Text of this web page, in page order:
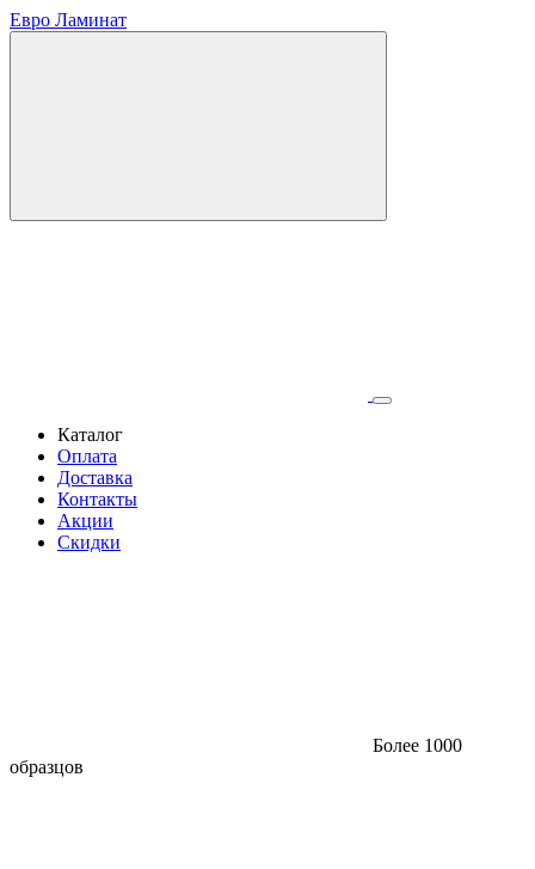
Евро Ламинат
Каталог
Оплата
Доставка
Контакты
Акции
Скидки
Более 1000
образцов